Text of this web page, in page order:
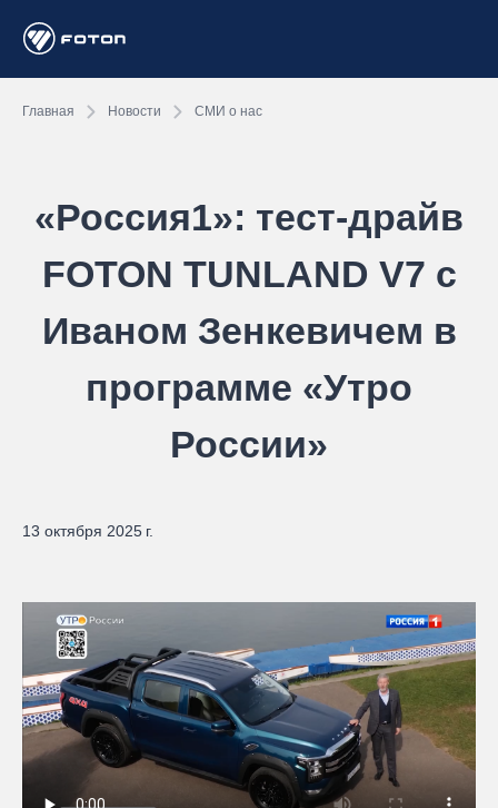
Главная Новости СМИ о нас
«Россия1»: тест-драйв
FOTON TUNLAND V7 с
Иваном Зенкевичем в
программе «Утро
России»
13 октября 2025 г.